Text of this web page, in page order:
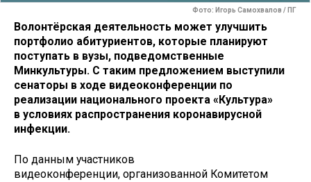
Фото: Игорь Самохвалов / ПГ
Волонтёрская деятельность может улучшить
портфолио абитуриентов, которые планируют
поступать в вузы, подведомственные
Минкультуры. С таким предложением выступили
сенаторы в ходе видеоконференции по
реализации национального проекта «Культура»
в условиях распространения коронавирусной
инфекции.
По данным участников
видеоконференции, организованной Комитетом